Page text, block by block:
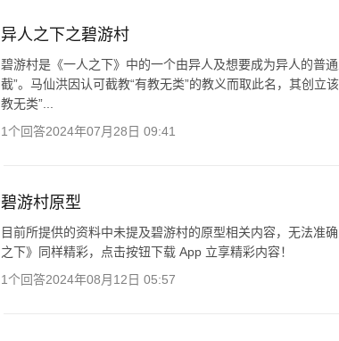
异人之下之碧游村
碧游村是《一人之下》中的一个由异人及想要成为异人的普
截”。马仙洪因认可截教“有教无类”的教义而取此名，其创立
教无类”...
1个回答2024年07月28日 09:41
碧游村原型
目前所提供的资料中未提及碧游村的原型相关内容，无法准
之下》同样精彩，点击按钮下载 App 立享精彩内容！
1个回答2024年08月12日 05:57